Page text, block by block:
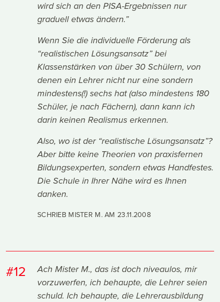
wird sich an den PISA-Ergebnissen nur
graduell etwas ändern.”
Wenn Sie die individuelle Förderung als
“realistischen Lösungsansatz” bei
Klassenstärken von über 30 Schülern, von
denen ein Lehrer nicht nur eine sondern
mindestens(!) sechs hat (also mindestens 180
Schüler, je nach Fächern), dann kann ich
darin keinen Realismus erkennen.
Also, wo ist der “realistische Lösungsansatz”?
Aber bitte keine Theorien von praxisfernen
Bildungsexperten, sondern etwas Handfestes.
Die Schule in Ihrer Nähe wird es Ihnen
danken.
SCHRIEB MISTER M. AM23.11.2008
#12
Ach Mister M., das ist doch niveaulos, mir
vorzuwerfen, ich behaupte, die Lehrer seien
schuld. Ich behaupte, die Lehrerausbildung